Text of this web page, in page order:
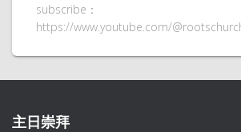
subscribe：
https://www.youtube.com/
主日崇拜